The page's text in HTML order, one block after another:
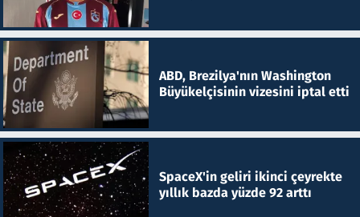
ABD, Brezilya'nın Washington
Büyükelçisinin vizesini iptal etti
SpaceX'in geliri ikinci çeyrekte
yıllık bazda yüzde 92 arttı